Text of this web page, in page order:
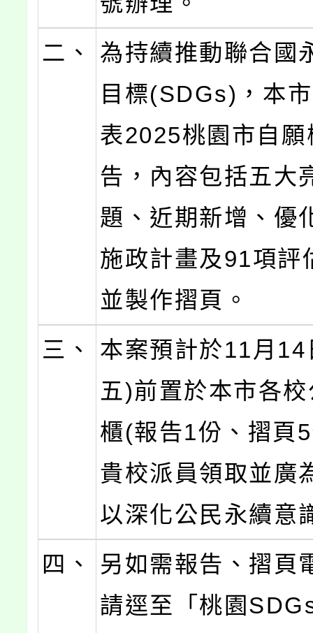
二、
為持續推動聯合國
目標(SDGs)，本
表2025桃園市自願
告，內容包括五大
題、近期新增、優
施政計畫及91項評
並製作摺頁。
三、
本案預計於11月
五)前置於本市各
櫃(報告1份、摺頁
貴校派員領取並廣
以深化公民永續意
四、
另如需報告、摺頁
請逕至「桃園